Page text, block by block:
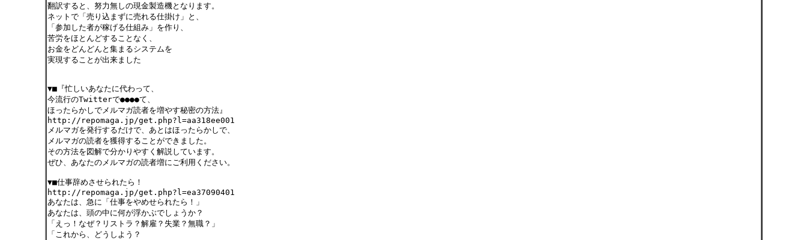
翻訳すると、努力無しの現金製造機となります。
ネットで「売り込まずに売れる仕掛け」と、
「参加した者が稼げる仕組み」を作り、
苦労をほとんどすることなく、
お金をどんどんと集まるシステムを
実現することが出来ました
▼■『忙しいあなたに代わって、
今流行のTwitterで●●●●て、
ほったらかしでメルマガ読者を増やす秘密の方法』
http://repomaga.jp/get.php?l=aa318ee001
メルマガを発行するだけで、あとはほったらかしで、
メルマガの読者を獲得することができました。
その方法を図解で分かりやすく解説しています。
ぜひ、あなたのメルマガの読者増にご利用ください。
▼■仕事辞めさせられたら！
http://repomaga.jp/get.php?l=ea37090401
あなたは、急に「仕事をやめせられたら！」
あなたは、頭の中に何が浮かぶでしょうか？
「えっ！なぜ？リストラ？解雇？失業？無職？」
「これから、どうしよう？